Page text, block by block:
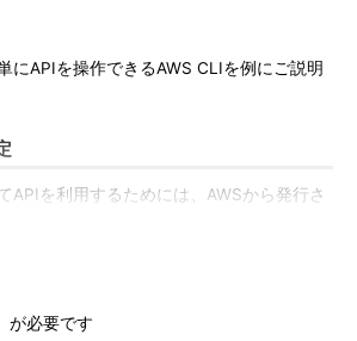
にAPIを操作できるAWS CLIを例にご説明
APIを利用するためには、AWSから発行さ
が必要です